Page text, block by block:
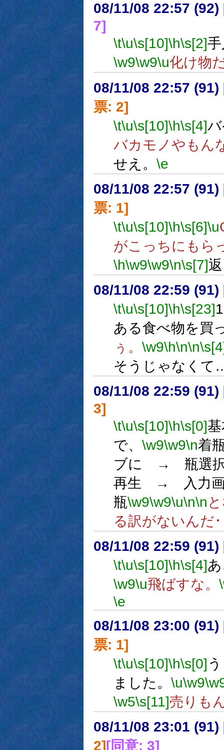
08/11/08 22:57 (92)
7]
\t\u\s[10]\h\s[2]
\w9\w9\u化け物
08/11/08 22:57 (91)
票: 2]
\t\u\s[10]\h\s[4]
バカモノやもん
せえ。 \e
08/11/08 22:57 (91)
票: 1]
\t\u\s[10]\h\s[6]\u
がこっちにもら
\h\w9\w9\n\s[7]
08/11/08 22:59 (91)
\t\u\s[10]\h\s[23]
ある食べ物を買
ぅ。 \w9\h\n\n
そうじゃなくて
08/11/08 22:59 (91)
3]
\t\u\s[10]\h\s[0]
で、 \w9\w9\n着
ブに → 瓶選
再生 → 入力画
瓶\w9\w9\u\n\n
る訳がないんだ･
08/11/08 22:59 (91)
\t\u\s[10]\h\s[4]
\w9\u飛ばすな。
\e
08/11/08 23:00 (91)
票: 1]
\t\u\s[10]\h\s[0]
ました。 \u\w9
\w5\s[11]売りも
08/11/08 23:01 (91)
2][同意: 3]